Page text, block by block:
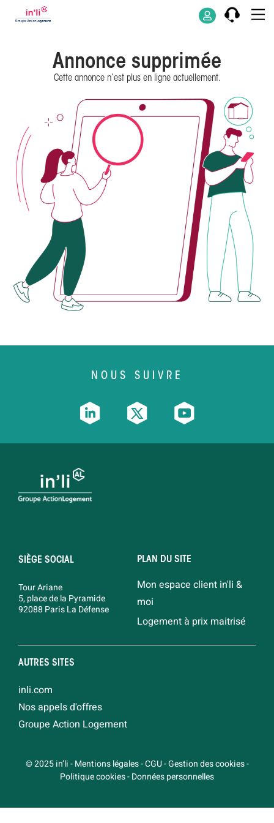
Annonce supprimée
Cette annonce n’est plus en ligne actuellement.
NOUS SUIVRE
SIÈGE SOCIAL
Tour Ariane
5, place de la Pyramide
92088 Paris La Défense
PLAN DU SITE
Mon espace client in'li &
moi
Logement à prix maitrisé
AUTRES SITES
inli.com
Nos appels d'offres
Groupe Action Logement
© 2025 in’li-Mentions légales-CGU-Gestion des cookies-
Politique cookies-Données personnelles